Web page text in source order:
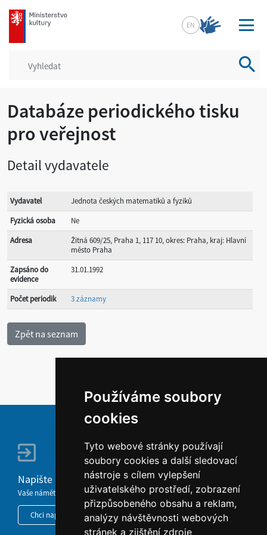
Používáme soubory
cookies
Tyto webové stránky používají
soubory cookies a další sledovací
nástroje s cílem vylepšení
uživatelského prostředí, zobrazení
přizpůsobeného obsahu a reklam,
analýzy návštěvnosti webových
stránek a zjištění zdroje
mkcr.cz
EN
Databáze periodického tisku
pro veřejnost
Detail vydavatele
Vydavatel
Jednota českých matematiků a fyziků
Fyzická osoba
Ne
Adresa
Žitná 609/25, Praha 1, 117 10, okres: Praha, kraj: Hlavní
město Praha
Zapsáno do
evidence
31.01.1992
Počet periodik 3 záznamy
Napište nám
Vaše náměty, komentáře, připomínky a dotazy nezůstanou bez odezvy.
Chci napsat MKČR